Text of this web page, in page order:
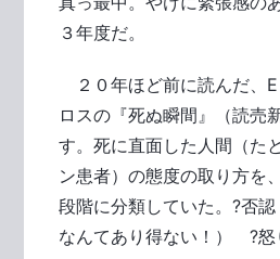
３年度だ。
２０年ほど前に読んだ、E
ロスの『死ぬ瞬間』（読売
す。死に直面した人間（た
ン患者）の態度の取り方を
段階に分類していた。?否
なんてあり得ない！） ?怒